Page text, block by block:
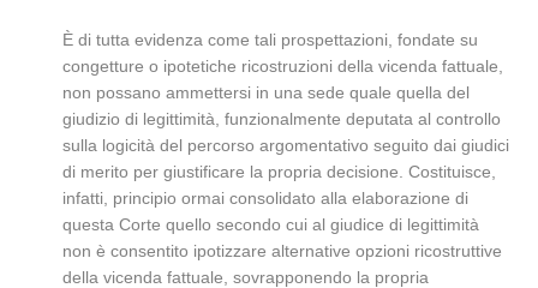
È di tutta evidenza come tali prospettazioni, fondate su
congetture o ipotetiche ricostruzioni della vicenda fattuale,
non possano ammettersi in una sede quale quella del
giudizio di legittimità, funzionalmente deputata al controllo
sulla logicità del percorso argomentativo seguito dai giudici
di merito per giustificare la propria decisione. Costituisce,
infatti, principio ormai consolidato alla elaborazione di
questa Corte quello secondo cui al giudice di legittimità
non è consentito ipotizzare alternative opzioni ricostruttive
della vicenda fattuale, sovrapponendo la propria